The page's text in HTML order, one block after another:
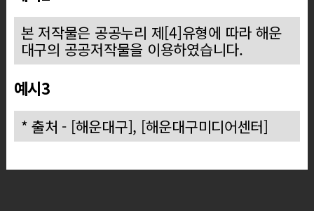
본 저작물은 공공누리 제[4]유형에 따라 해운
대구의 공공저작물을 이용하였습니다.
예시3
* 출처 - [해운대구], [해운대구미디어센터]